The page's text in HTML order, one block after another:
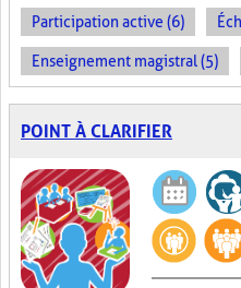
Participation active (6)
Enseignement magistral (5)
POINT À CLARIFIER